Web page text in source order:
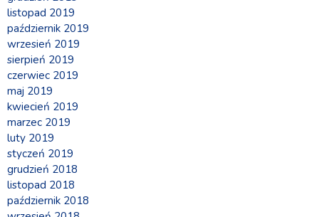
listopad 2019
październik 2019
wrzesień 2019
sierpień 2019
czerwiec 2019
maj 2019
kwiecień 2019
marzec 2019
luty 2019
styczeń 2019
grudzień 2018
listopad 2018
październik 2018